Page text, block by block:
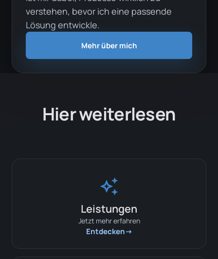
verstehen, bevor ich eine passende
Lösung entwickle.
Mehr über mich
Hier weiterlesen
auto_awesome
Leistungen
Jetzt mehr erfahren
Entdecken